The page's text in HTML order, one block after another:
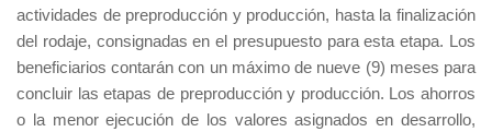
actividades de preproducción y producción, hasta la finalización
del rodaje, consignadas en el presupuesto para esta etapa. Los
beneficiarios contarán con un máximo de nueve (9) meses para
concluir las etapas de preproducción y producción. Los ahorros
o la menor ejecución de los valores asignados en desarrollo,